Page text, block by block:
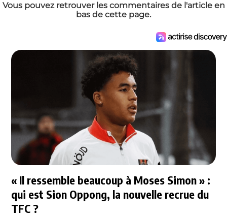
Vous pouvez retrouver les commentaires de l'article en
bas de cette page.
« Il ressemble beaucoup à Moses Simon » :
qui est Sion Oppong, la nouvelle recrue du
TFC ?